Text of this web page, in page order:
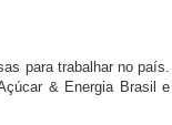
para trabalhar no país.
& Energia Brasil e